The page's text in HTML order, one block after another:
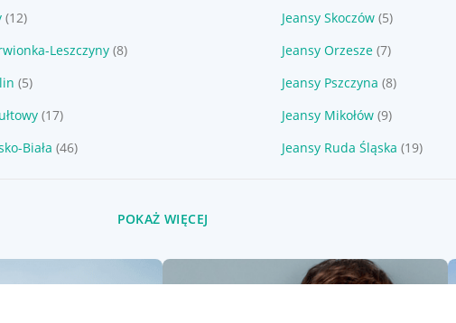
(12) Jeansy Skoczów (5)
Leszczyny (8) Jeansy Orzesze (7)
(5) Jeansy Pszczyna (8)
(17) Jeansy Mikołów (9)
Biała (46) Jeansy Ruda Śląska (19)
POKAŻ WIĘCEJ